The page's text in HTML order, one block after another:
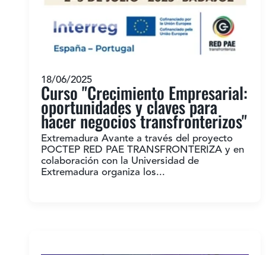
18/06/2025
Curso "Crecimiento Empresarial:
oportunidades y claves para
hacer negocios transfronterizos"
Extremadura Avante a través del proyecto
POCTEP RED PAE TRANSFRONTERIZA y en
colaboración con la Universidad de
Extremadura organiza los...